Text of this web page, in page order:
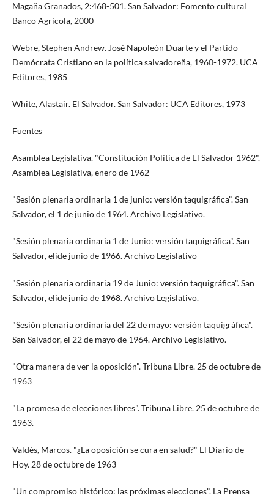
Magaña Granados, 2:468-501. San Salvador: Fomento cultural
Banco Agrícola, 2000
Webre, Stephen Andrew. José Napoleón Duarte y el Partido
Demócrata Cristiano en la política salvadoreña, 1960-1972. UCA
Editores, 1985
White, Alastair. El Salvador. San Salvador: UCA Editores, 1973
Fuentes
Asamblea Legislativa. "Constitución Política de El Salvador 1962".
Asamblea Legislativa, enero de 1962
"Sesión plenaria ordinaria 1 de junio: versión taquigráfica". San
Salvador, el 1 de junio de 1964. Archivo Legislativo.
"Sesión plenaria ordinaria 1 de Junio: versión taquigráfica". San
Salvador, elide junio de 1966. Archivo Legislativo
"Sesión plenaria ordinaria 19 de Junio: versión taquigráfica". San
Salvador, elide junio de 1968. Archivo Legislativo.
"Sesión plenaria ordinaria del 22 de mayo: versión taquigráfica".
San Salvador, el 22 de mayo de 1964. Archivo Legislativo.
"Otra manera de ver la oposición". Tribuna Libre. 25 de octubre de
1963
"La promesa de elecciones libres". Tribuna Libre. 25 de octubre de
1963.
Valdés, Marcos. "¿La oposición se cura en salud?" El Diario de
Hoy. 28 de octubre de 1963
"Un compromiso histórico: las próximas elecciones". La Prensa